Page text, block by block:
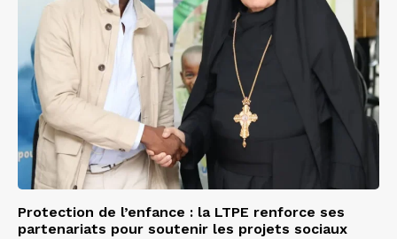
Protection de l’enfance : la LTPE renforce ses
partenariats pour soutenir les projets sociaux